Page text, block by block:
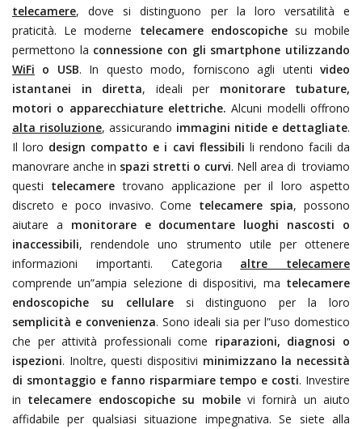
telecamere, dove si distinguono per la loro versatilità e
praticità. Le moderne telecamere endoscopichesu mobile
permettono la connessione con gli smartphone utilizzando
WiFi o USB. In questo modo, forniscono agli utentivideo
istantanei in diretta, ideali per monitorare tubature,
motori o apparecchiature elettriche. Alcuni modelli offrono
alta risoluzione, assicurando immagini nitide e dettagliate.
Il loro design compatto e i cavi flessibili li rendono facili da
manovrare anche in spazi stretti o curvi. Nell area di troviamo
questi telecamere trovano applicazione per il loro aspetto
discreto e poco invasivo. Come telecamere spia, possono
aiutare a monitorare e documentare luoghi nascosti o
inaccessibili, rendendole uno strumento utile per ottenere
informazioni importanti. Categoria altre telecamere
comprende un”ampia selezione di dispositivi, ma telecamere
endoscopiche su cellularesi distinguono per la loro
semplicità e convenienza. Sono ideali sia per l”uso domestico
che per attività professionali come riparazioni, diagnosi o
ispezioni. Inoltre, questi dispositivi minimizzano la necessità
di smontaggio e fanno risparmiare tempo e costi. Investire
in telecamere endoscopiche su mobilevi fornirà un aiuto
affidabile per qualsiasi situazione impegnativa. Se siete alla